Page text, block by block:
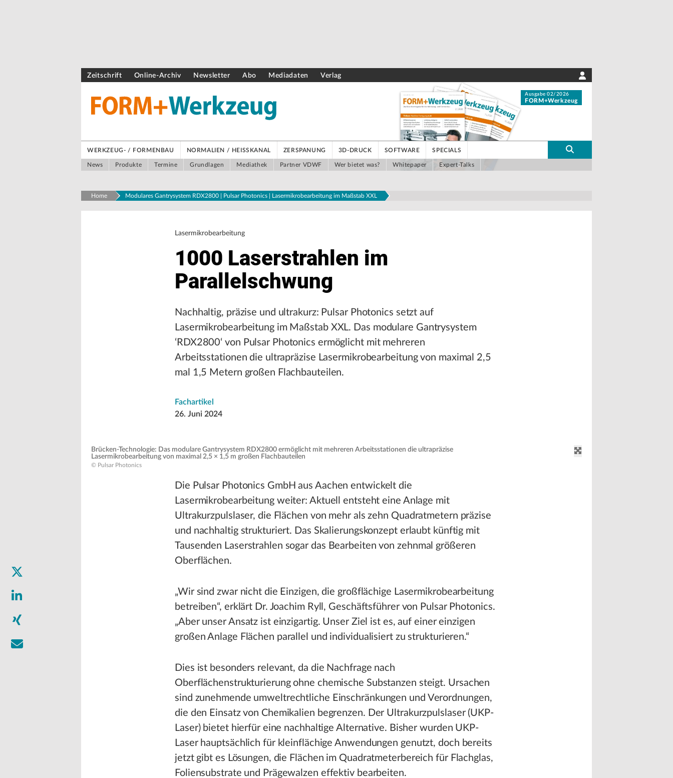
Zeitschrift Online-Archiv Newsletter Abo Mediadaten Verlag
Ausgabe 02/2026
FORM+Werkzeug
WERKZEUG- / FORMENBAU NORMALIEN / HEISSKANAL ZERSPANUNG 3D-DRUCK SOFTWARE SPECIALS
News Produkte Termine Grundlagen Mediathek Partner VDWF Wer bietet was? Whitepaper Expert-Talks
Home Modulares Gantrysystem RDX2800 | Pulsar Photonics | Lasermikrobearbeitung im Maßstab XXL
Lasermikrobearbeitung
1000 Laserstrahlen im
Parallelschwung
Nachhaltig, präzise und ultrakurz: Pulsar Photonics setzt auf
Lasermikrobearbeitung im Maßstab XXL. Das modulare Gantrysystem
‘RDX2800‘ von Pulsar Photonics ermöglicht mit mehreren
Arbeitsstationen die ultrapräzise Lasermikrobearbeitung von maximal 2,5
mal 1,5 Metern großen Flachbauteilen.
Fachartikel
26. Juni 2024
Brücken-Technologie: Das modulare Gantrysystem RDX2800 ermöglicht mit mehreren Arbeitsstationen die ultrapräzise
Lasermikrobearbeitung von maximal 2,5 × 1,5 m großen Flachbauteilen
© Pulsar Photonics
Die Pulsar Photonics GmbH aus Aachen entwickelt die
Lasermikrobearbeitung weiter: Aktuell entsteht eine Anlage mit
Ultrakurzpulslaser, die Flächen von mehr als zehn Quadratmetern präzise
und nachhaltig strukturiert. Das Skalierungskonzept erlaubt künftig mit
Tausenden Laserstrahlen sogar das Bearbeiten von zehnmal größeren
Oberflächen.
„Wir sind zwar nicht die Einzigen, die großflächige Lasermikrobearbeitung
betreiben“, erklärt Dr. Joachim Ryll, Geschäftsführer von Pulsar Photonics.
„Aber unser Ansatz ist einzigartig. Unser Ziel ist es, auf einer einzigen
großen Anlage Flächen parallel und individualisiert zu strukturieren.“
Dies ist besonders relevant, da die Nachfrage nach
Oberflächenstrukturierung ohne chemische Substanzen steigt. Ursachen
sind zunehmende umweltrechtliche Einschränkungen und Verordnungen,
die den Einsatz von Chemikalien begrenzen. Der Ultrakurzpulslaser (UKP-
Laser) bietet hierfür eine nachhaltige Alternative. Bisher wurden UKP-
Laser hauptsächlich für kleinflächige Anwendungen genutzt, doch bereits
jetzt gibt es Lösungen, die Flächen im Quadratmeterbereich für Flachglas,
Foliensubstrate und Prägewalzen effektiv bearbeiten.